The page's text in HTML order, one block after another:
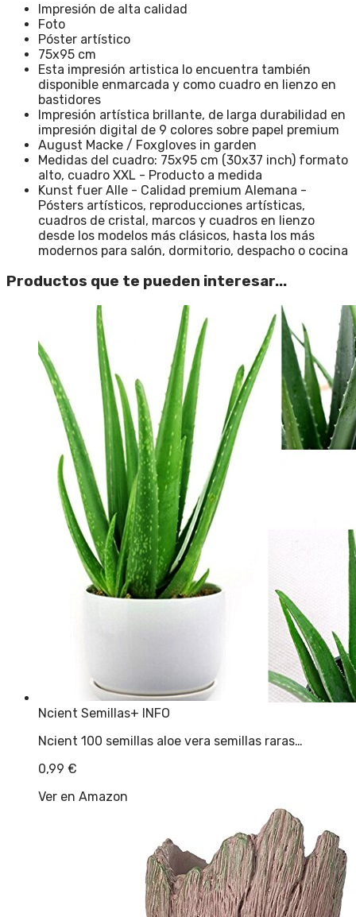
Impresión de alta calidad
Foto
Póster artístico
75x95 cm
Esta impresión artistica lo encuentra también
disponible enmarcada y como cuadro en lienzo en
bastidores
Impresión artística brillante, de larga durabilidad en
impresión digital de 9 colores sobre papel premium
August Macke / Foxgloves in garden
Medidas del cuadro: 75x95 cm (30x37 inch) formato
alto, cuadro XXL - Producto a medida
Kunst fuer Alle - Calidad premium Alemana -
Pósters artísticos, reproducciones artísticas,
cuadros de cristal, marcos y cuadros en lienzo
desde los modelos más clásicos, hasta los más
modernos para salón, dormitorio, despacho o cocina
Productos que te pueden interesar...
Ncient Semillas+ INFO
Ncient 100 semillas aloe vera semillas raras…
0,99 €
Ver en Amazon